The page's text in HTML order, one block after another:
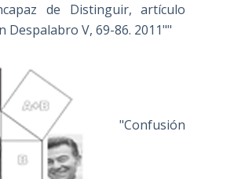
de Distinguir, artículo
Despalabro V, 69-86. 2011""
"Confusión